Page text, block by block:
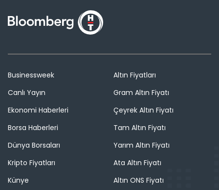
Businessweek
Canlı Yayın
Ekonomi Haberleri
Borsa Haberleri
Dünya Borsaları
Kripto Fiyatları
Künye
Altın Fiyatları
Gram Altın Fiyatı
Çeyrek Altın Fiyatı
Tam Altın Fiyatı
Yarım Altın Fiyatı
Ata Altın Fiyatı
Altın ONS Fiyatı